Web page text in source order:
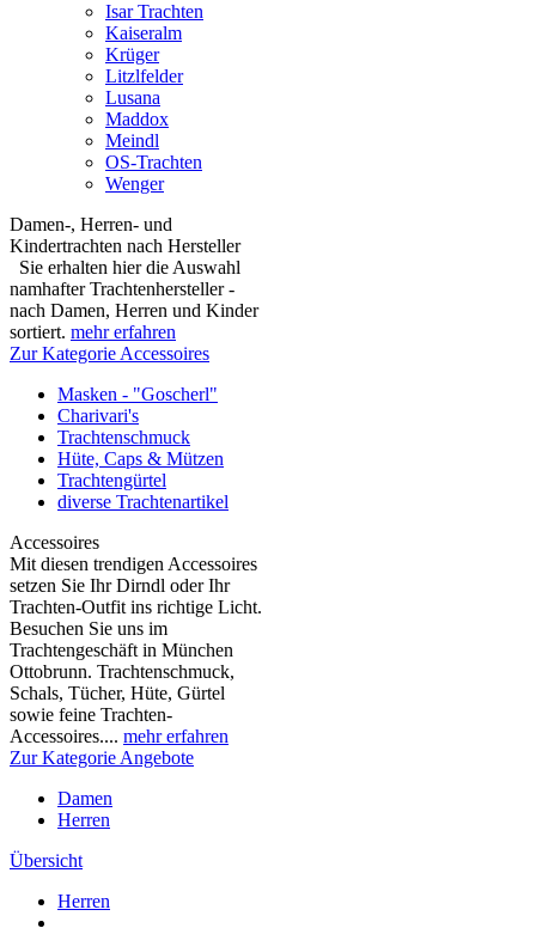
Isar Trachten
Kaiseralm
Krüger
Litzlfelder
Lusana
Maddox
Meindl
OS-Trachten
Wenger
Damen-, Herren- und
Kindertrachten nach Hersteller
Sie erhalten hier die Auswahl
namhafter Trachtenhersteller -
nach Damen, Herren und Kinder
sortiert. mehr erfahren
Zur Kategorie Accessoires
Masken - "Goscherl"
Charivari's
Trachtenschmuck
Hüte, Caps & Mützen
Trachtengürtel
diverse Trachtenartikel
Accessoires
Mit diesen trendigen Accessoires
setzen Sie Ihr Dirndl oder Ihr
Trachten-Outfit ins richtige Licht.
Besuchen Sie uns im
Trachtengeschäft in München
Ottobrunn. Trachtenschmuck,
Schals, Tücher, Hüte, Gürtel
sowie feine Trachten-
Accessoires.... mehr erfahren
Zur Kategorie Angebote
Damen
Herren
Übersicht
Herren